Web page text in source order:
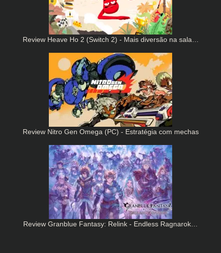
Review Heave Ho 2 (Switch 2) - Mais diversão na sala…
Review Nitro Gen Omega (PC) - Estratégia com mechas
Review Granblue Fantasy: Relink - Endless Ragnarok…